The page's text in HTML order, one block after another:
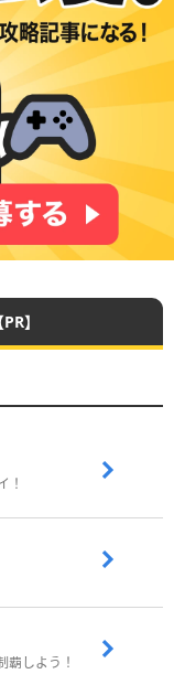
】
！
覇しよう！